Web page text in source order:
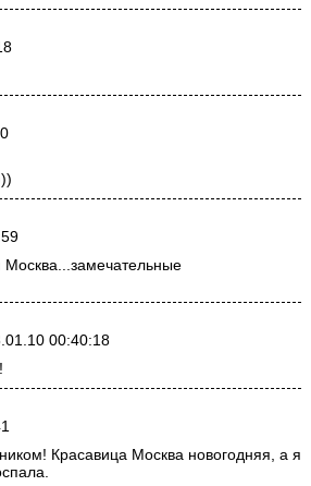
00:40:18
Красавица Москва новогодняя, а я